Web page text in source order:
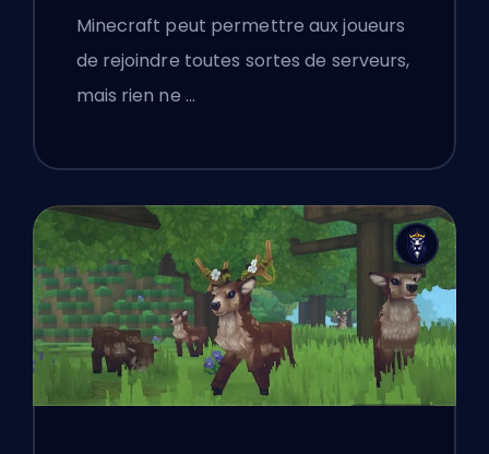
?
Minecraft peut permettre aux joueurs
de rejoindre toutes sortes de serveurs,
mais rien ne …